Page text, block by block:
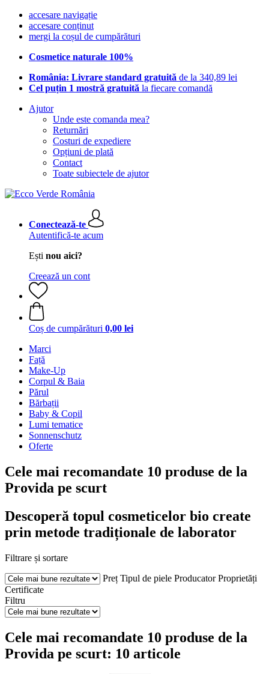
accesare navigație
accesare conținut
mergi la coșul de cumpărături
Cosmetice naturale 100%
România: Livrare standard gratuită de la 340,89 lei
Cel puțin 1 mostră gratuită la fiecare comandă
Ajutor
Unde este comanda mea?
Returnări
Costuri de expediere
Opțiuni de plată
Contact
Toate subiectele de ajutor
Conectează-te
Autentifică-te acum
Ești nou aici?
Creează un cont
Coș de cumpărături 0,00 lei
Marci
Față
Make-Up
Corpul & Baia
Părul
Bărbații
Baby & Copil
Lumi tematice
Sonnenschutz
Oferte
Cele mai recomandate 10 produse de la
Provida pe scurt
Descoperă topul cosmeticelor bio create
prin metode tradiționale de laborator
Filtrare și sortare
Preț Tipul de piele Producator Proprietăți
Certificate
Filtru
Cele mai recomandate 10 produse de la
Provida pe scurt: 10 articole